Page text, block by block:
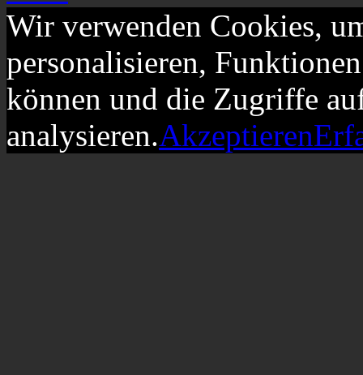
Wir verwenden Cookies,
personalisieren,
können und die Zugriffe
analysieren.Akzeptieren